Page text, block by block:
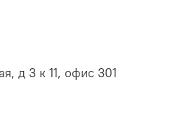
д 3 к 11, офис 301